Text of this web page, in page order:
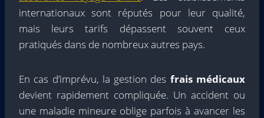
internationaux sont réputés pour leur qualité,
mais leurs tarifs dépassent souvent ceux
pratiqués dans de nombreux autres pays.
En cas d’imprévu, la gestion des frais médicaux
devient rapidement compliquée. Un accident ou
une maladie mineure oblige parfois à avancer les